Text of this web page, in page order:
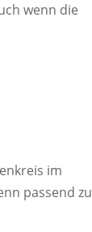
wenn die
im
passend